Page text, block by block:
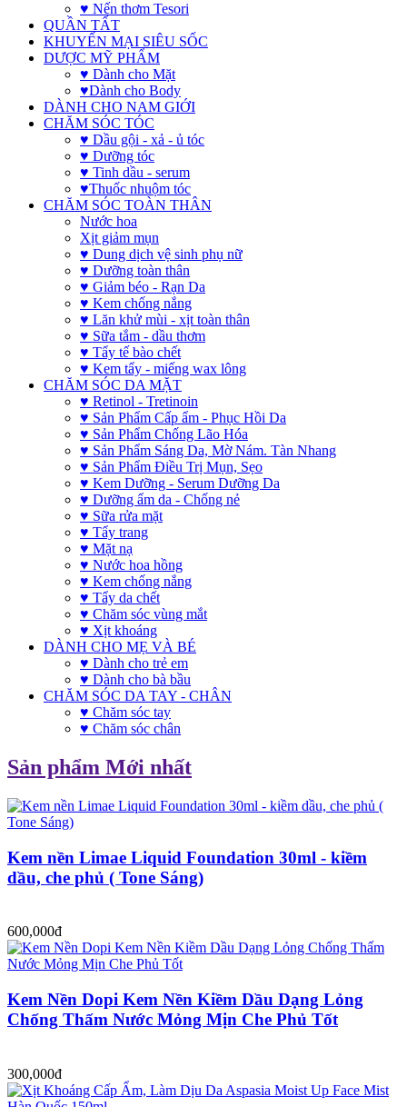
♥ Nến thơm Tesori
QUẦN TẤT
KHUYẾN MẠI SIÊU SỐC
DƯỢC MỸ PHẨM
♥ Dành cho Mặt
♥Dành cho Body
DÀNH CHO NAM GIỚI
CHĂM SÓC TÓC
♥ Dầu gội - xả - ủ tóc
♥ Dưỡng tóc
♥ Tinh dầu - serum
♥Thuốc nhuộm tóc
CHĂM SÓC TOÀN THÂN
Nước hoa
Xịt giảm mụn
♥ Dung dịch vệ sinh phụ nữ
♥ Dưỡng toàn thân
♥ Giảm béo - Rạn Da
♥ Kem chống nắng
♥ Lăn khử mùi - xịt toàn thân
♥ Sữa tắm - dầu thơm
♥ Tẩy tế bào chết
♥ Kem tẩy - miếng wax lông
CHĂM SÓC DA MẶT
♥ Retinol - Tretinoin
♥ Sản Phẩm Cấp ẩm - Phục Hồi Da
♥ Sản Phẩm Chống Lão Hóa
♥ Sản Phẩm Sáng Da, Mờ Nám. Tàn Nhang
♥ Sản Phẩm Điều Trị Mụn, Sẹo
♥ Kem Dưỡng - Serum Dưỡng Da
♥ Dưỡng ẩm da - Chống nẻ
♥ Sữa rửa mặt
♥ Tẩy trang
♥ Mặt nạ
♥ Nước hoa hồng
♥ Kem chống nắng
♥ Tẩy da chết
♥ Chăm sóc vùng mắt
♥ Xịt khoáng
DÀNH CHO MẸ VÀ BÉ
♥ Dành cho trẻ em
♥ Dành cho bà bầu
CHĂM SÓC DA TAY - CHÂN
♥ Chăm sóc tay
♥ Chăm sóc chân
Sản phẩm Mới nhất
Kem nền Limae Liquid Foundation 30ml - kiềm
dầu, che phủ ( Tone Sáng)
600,000đ
Kem Nền Dopi Kem Nền Kiềm Dầu Dạng Lỏng
Chống Thấm Nước Mỏng Mịn Che Phủ Tốt
300,000đ